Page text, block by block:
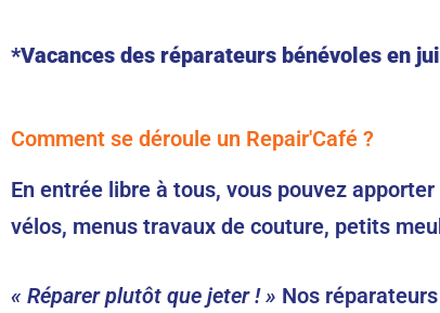
*Vacances des réparateurs bénévoles en
Comment se déroule un Repair'Café ?
En entrée libre à tous, vous pouvez
vélos, menus travaux de couture, petits
« Réparer plutôt que jeter ! » Nos